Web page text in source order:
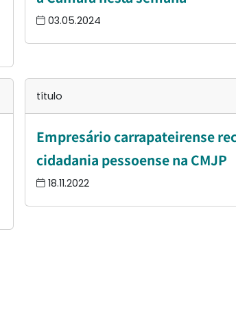
03.05.2024
título
Empresário carrapateirense
cidadania pessoense na CMJP
18.11.2022